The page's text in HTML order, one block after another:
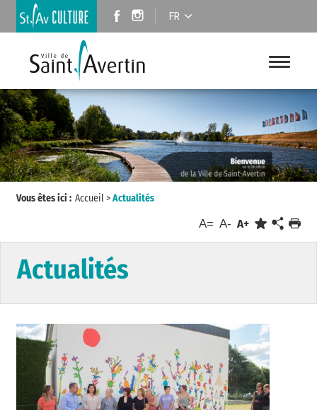
FR
Vous êtes ici : Accueil>Actualités
A= A- A+
Actualités